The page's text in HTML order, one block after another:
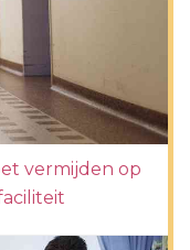
vermijden op